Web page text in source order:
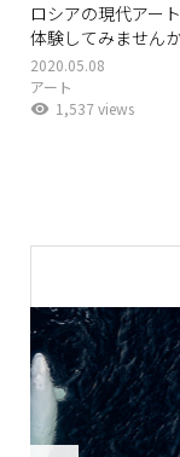
ロシアの現代アー
体験してみません
2020.05.08
アート
1,537 views
ウラジオストク便り